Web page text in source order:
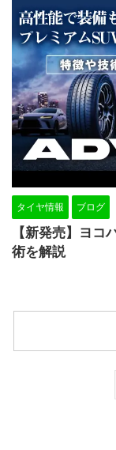
タイヤ情報 ブログ
【新発売】ヨ
術を解説